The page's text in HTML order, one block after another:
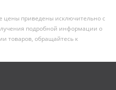
цены приведены исключительно с
подробной информации о
товаров, обращайтесь к